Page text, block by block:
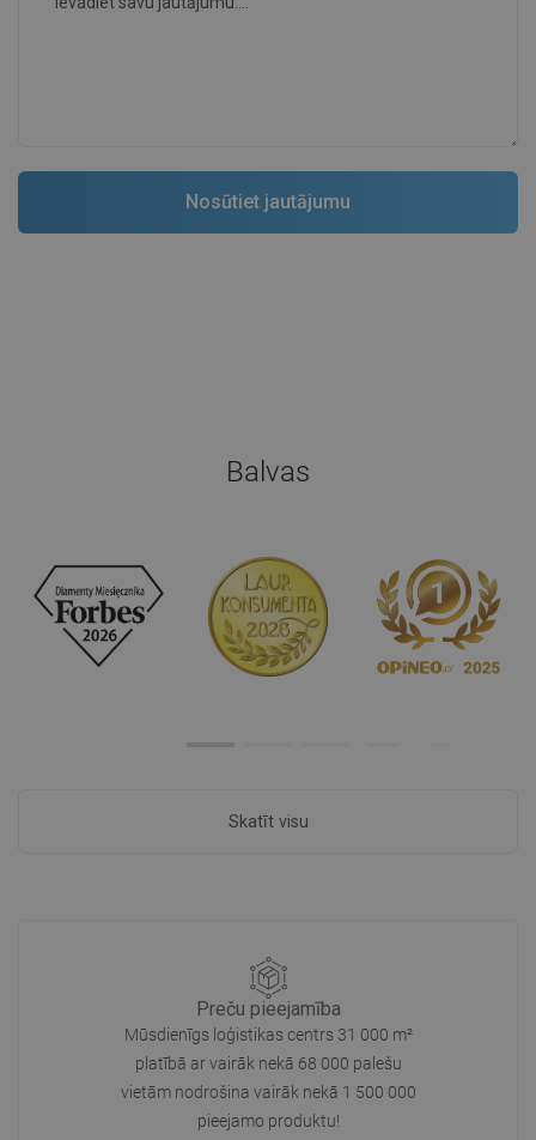
Balvas
Skatīt visu
Preču pieejamība
Mūsdienīgs loģistikas centrs 31 000 m²
platībā ar vairāk nekā 68 000 palešu
vietām nodrošina vairāk nekā 1 500 000
pieejamo produktu!